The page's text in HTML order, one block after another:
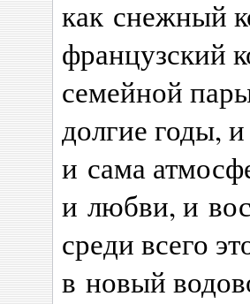
как снежный
французский
семейной
долгие годы,
и сама
и любви, и
среди всего
в новый